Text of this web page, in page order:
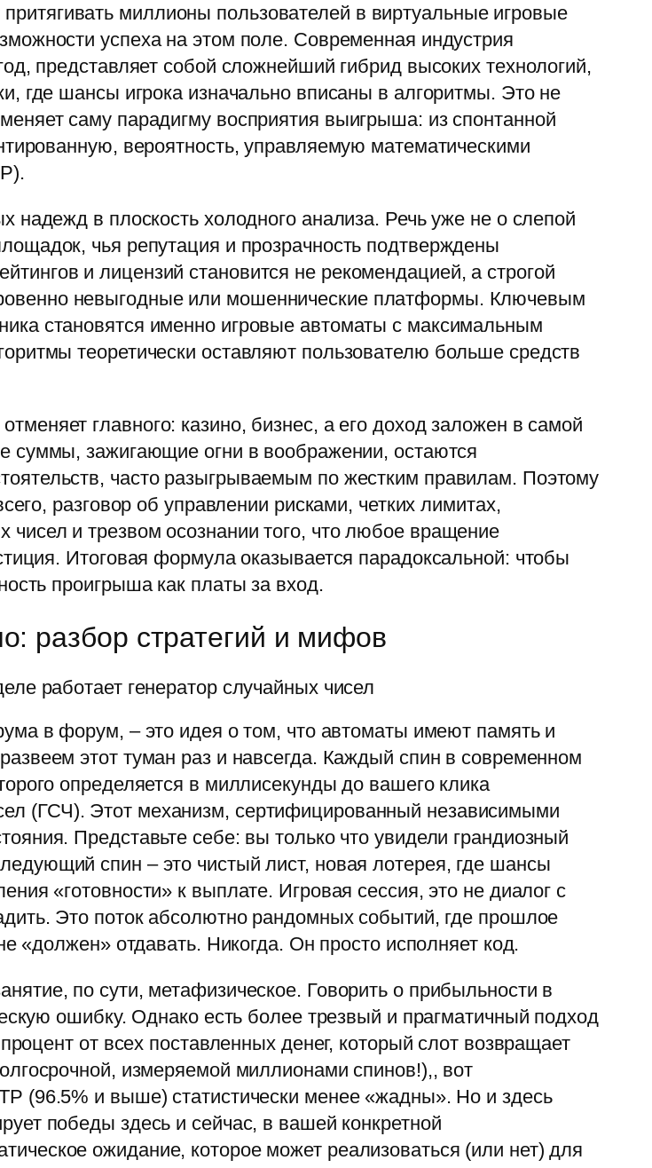
миллионы пользователей в виртуальные игровые
успеха на этом поле. Современная индустрия
представляет собой сложнейший гибрид высоких технологий,
где шансы игрока изначально вписаны в алгоритмы. Это не
саму парадигму восприятия выигрыша: из спонтанной
вероятность, управляемую математическими
надежд в плоскость холодного анализа. Речь уже не о слепой
чья репутация и прозрачность подтверждены
и лицензий становится не рекомендацией, а строгой
невыгодные или мошеннические платформы. Ключевым
становятся именно игровые автоматы с максимальным
теоретически оставляют пользователю больше средств
главного: казино, бизнес, а его доход заложен в самой
суммы, зажигающие огни в воображении, остаются
часто разыгрываемым по жестким правилам. Поэтому
разговор об управлении рисками, четких лимитах,
и трезвом осознании того, что любое вращение
Итоговая формула оказывается парадоксальной: чтобы
проигрыша как платы за вход.
разбор стратегий и мифов
работает генератор случайных чисел
в форум, – это идея о том, что автоматы имеют память и
этот туман раз и навсегда. Каждый спин в современном
определяется в миллисекунды до вашего клика
(ГСЧ). Этот механизм, сертифицированный независимыми
Представьте себе: вы только что увидели грандиозный
спин – это чистый лист, новая лотерея, где шансы
«готовности» к выплате. Игровая сессия, это не диалог с
Это поток абсолютно рандомных событий, где прошлое
«должен» отдавать. Никогда. Он просто исполняет код.
по сути, метафизическое. Говорить о прибыльности в
ошибку. Однако есть более трезвый и прагматичный подход
от всех поставленных денег, который слот возвращает
измеряемой миллионами спинов!),, вот
(96.5% и выше) статистически менее «жадны». Но и здесь
победы здесь и сейчас, в вашей конкретной
ожидание, которое может реализоваться (или нет) для